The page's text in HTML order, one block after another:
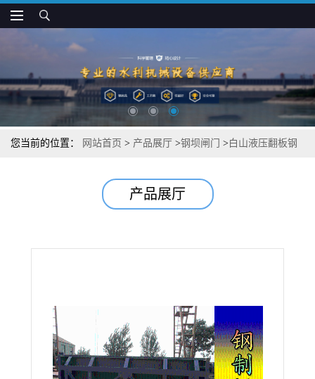
您当前的位置： 网站首页 > 产品展厅 >钢坝闸门 > 白山液压翻板钢
产品展厅